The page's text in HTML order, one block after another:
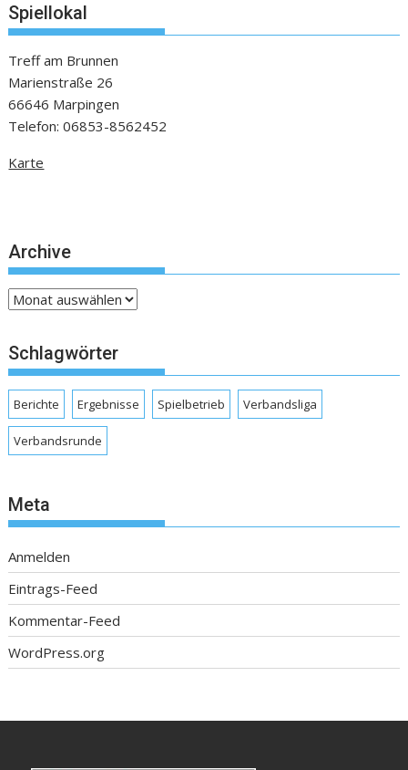
Spiellokal
Treff am Brunnen
Marienstraße 26
66646 Marpingen
Telefon: 06853-8562452
Karte
Archive
Archive
Schlagwörter
Berichte Ergebnisse Spielbetrieb Verbandsliga
Verbandsrunde
Meta
Anmelden
Eintrags-Feed
Kommentar-Feed
WordPress.org